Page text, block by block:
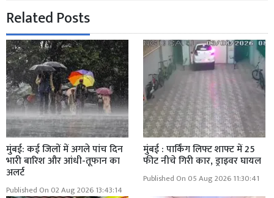
Related Posts
मुंबई: कई जिलों में अगले पांच दिन
भारी बारिश और आंधी-तूफान का
अलर्ट
Published On 02 Aug 2026 13:43:14
मुंबई : पार्किंग लिफ्ट शाफ्ट में 25
फीट नीचे गिरी कार, ड्राइवर घायल
Published On 05 Aug 2026 11:30:41